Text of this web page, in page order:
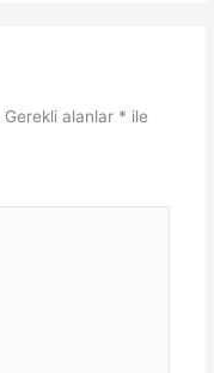
Gerekli alanlar * ile